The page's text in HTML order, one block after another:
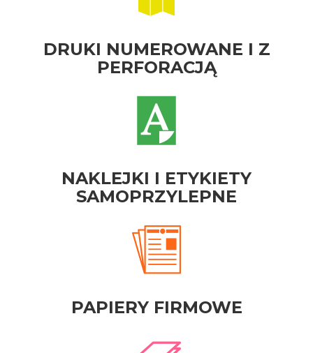
DRUKI NUMEROWANE I Z
PERFORACJĄ
NAKLEJKI I ETYKIETY
SAMOPRZYLEPNE
PAPIERY FIRMOWE